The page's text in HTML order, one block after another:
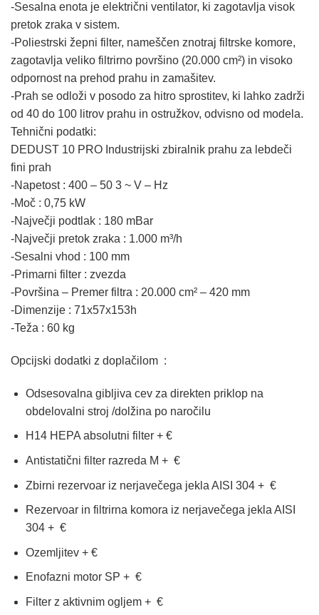
-Sesalna enota je električni ventilator, ki zagotavlja visok
pretok zraka v sistem.
-Poliestrski žepni filter, nameščen znotraj filtrske komore,
zagotavlja veliko filtrirno površino (20.000 cm²) in visoko
odpornost na prehod prahu in zamašitev.
-Prah se odloži v posodo za hitro sprostitev, ki lahko zadrži
od 40 do 100 litrov prahu in ostružkov, odvisno od modela.
Tehnični podatki:
DEDUST 10 PRO Industrijski zbiralnik prahu za lebdeči
fini prah
-Napetost : 400 – 50 3 ~ V – Hz
-Moč : 0,75 kW
-Največji podtlak : 180 mBar
-Največji pretok zraka : 1.000 m³/h
-Sesalni vhod : 100 mm
-Primarni filter : zvezda
-Površina – Premer filtra : 20.000 cm² – 420 mm
-Dimenzije : 71x57x153h
-Teža : 60 kg
Opcijski dodatki z doplačilom :
Odsesovalna gibljiva cev za direkten priklop na
obdelovalni stroj /dolžina po naročilu
H14 HEPA absolutni filter + €
Antistatični filter razreda M + €
Zbirni rezervoar iz nerjavečega jekla AISI 304 + €
Rezervoar in filtrirna komora iz nerjavečega jekla AISI
304 + €
Ozemljitev + €
Enofazni motor SP + €
Filter z aktivnim ogljem + €